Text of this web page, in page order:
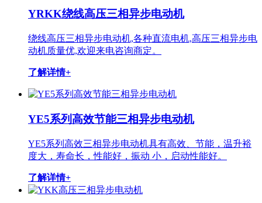
YRKK绕线高压三相异步电动机
绕线高压三相异步电动机,各种直流电机,高压三相异步电
动机质量优,欢迎来电咨询商定。
了解详情+
YE5系列高效节能三相异步电动机
YE5系列高效三相异步电动机具有高效、节能，温升裕
度大，寿命长，性能好，振动 小，启动性能好。
了解详情+